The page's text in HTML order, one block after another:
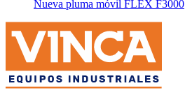
Nueva pluma móvil FLEX F3000